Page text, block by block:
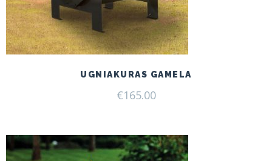
UGNIAKURAS GAMELA
€165.00